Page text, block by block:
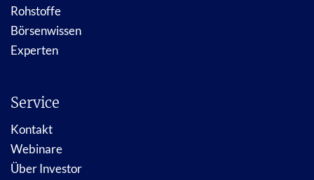
Rohstoffe
Börsenwissen
Experten
Service
Kontakt
Webinare
Über Investor